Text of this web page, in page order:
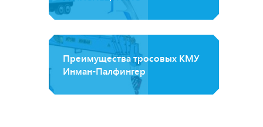
Преимущества тросовых КМУ
Инман-Палфингер